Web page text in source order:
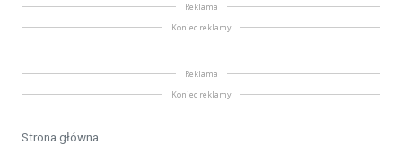
Reklama
Koniec reklamy
Reklama
Koniec reklamy
Strona główna